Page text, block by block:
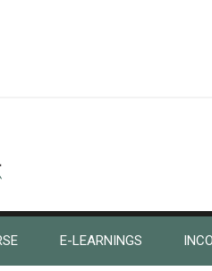
E-LEARNINGS